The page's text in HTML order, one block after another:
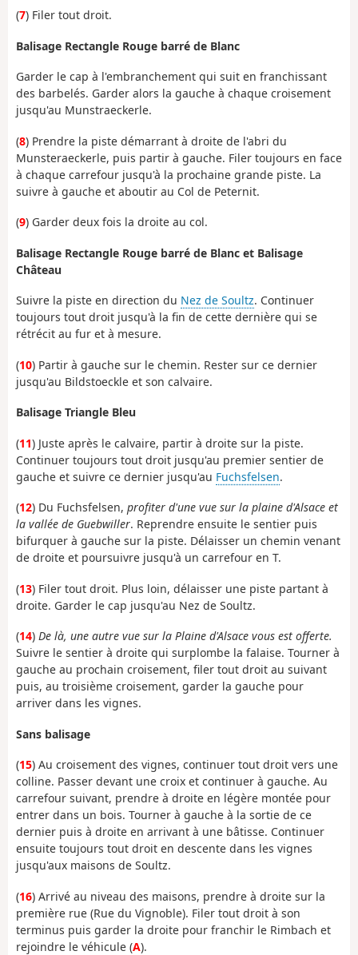
(7) Filer tout droit.
Balisage Rectangle Rouge barré de Blanc
Garder le cap à l'embranchement qui suit en franchissant
des barbelés. Garder alors la gauche à chaque croisement
jusqu'au Munstraeckerle.
(8) Prendre la piste démarrant à droite de l'abri du
Munsteraeckerle, puis partir à gauche. Filer toujours en face
à chaque carrefour jusqu'à la prochaine grande piste. La
suivre à gauche et aboutir au Col de Peternit.
(9) Garder deux fois la droite au col.
Balisage Rectangle Rouge barré de Blanc et Balisage
Château
Suivre la piste en direction du Nez de Soultz. Continuer
toujours tout droit jusqu'à la fin de cette dernière qui se
rétrécit au fur et à mesure.
(10) Partir à gauche sur le chemin. Rester sur ce dernier
jusqu'au Bildstoeckle et son calvaire.
Balisage Triangle Bleu
(11) Juste après le calvaire, partir à droite sur la piste.
Continuer toujours tout droit jusqu'au premier sentier de
gauche et suivre ce dernier jusqu'au Fuchsfelsen.
(12) Du Fuchsfelsen, profiter d'une vue sur la plaine d'Alsace et
la vallée de Guebwiller. Reprendre ensuite le sentier puis
bifurquer à gauche sur la piste. Délaisser un chemin venant
de droite et poursuivre jusqu'à un carrefour en T.
(13) Filer tout droit. Plus loin, délaisser une piste partant à
droite. Garder le cap jusqu'au Nez de Soultz.
(14) De là, une autre vue sur la Plaine d'Alsace vous est offerte.
Suivre le sentier à droite qui surplombe la falaise. Tourner à
gauche au prochain croisement, filer tout droit au suivant
puis, au troisième croisement, garder la gauche pour
arriver dans les vignes.
Sans balisage
(15) Au croisement des vignes, continuer tout droit vers une
colline. Passer devant une croix et continuer à gauche. Au
carrefour suivant, prendre à droite en légère montée pour
entrer dans un bois. Tourner à gauche à la sortie de ce
dernier puis à droite en arrivant à une bâtisse. Continuer
ensuite toujours tout droit en descente dans les vignes
jusqu'aux maisons de Soultz.
(16) Arrivé au niveau des maisons, prendre à droite sur la
première rue (Rue du Vignoble). Filer tout droit à son
terminus puis garder la droite pour franchir le Rimbach et
rejoindre le véhicule (A).